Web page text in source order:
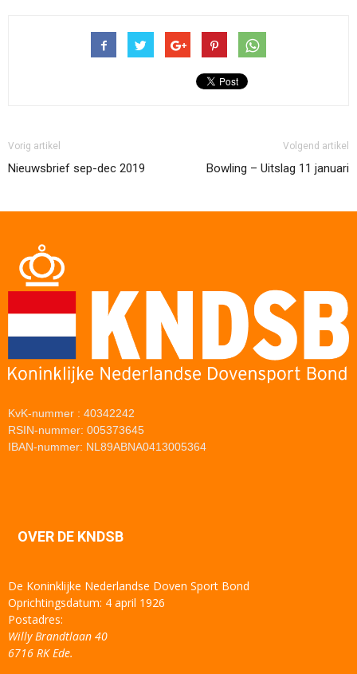
Vorig artikel
Nieuwsbrief sep-dec 2019
Volgend artikel
Bowling – Uitslag 11 januari
KvK-nummer : 40342242
RSIN-nummer: 005373645
IBAN-nummer: NL89ABNA0413005364
OVER DE KNDSB
De Koninklijke Nederlandse Doven Sport Bond
Oprichtingsdatum: 4 april 1926
Postadres:
Willy Brandtlaan 40
6716 RK Ede.